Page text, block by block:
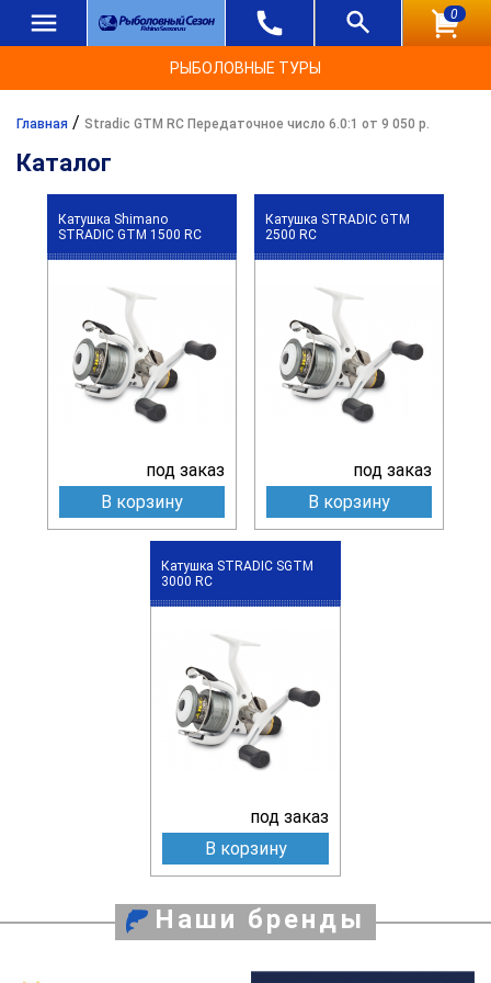
0
РЫБОЛОВНЫЕ ТУРЫ
Главная / Stradic GTM RC Передаточное число 6.0:1 от 9 050 р.
Каталог
Катушка Shimano
STRADIC GTM 1500 RC
под заказ
В корзину
Катушка STRADIC GTM
2500 RC
под заказ
В корзину
Катушка STRADIC SGTM
3000 RC
под заказ
В корзину
Наши бренды